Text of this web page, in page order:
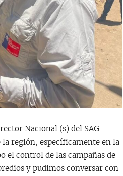
Nacional (s) del SAG
región, específicamente en la
el control de las campañas de
y pudimos conversar con